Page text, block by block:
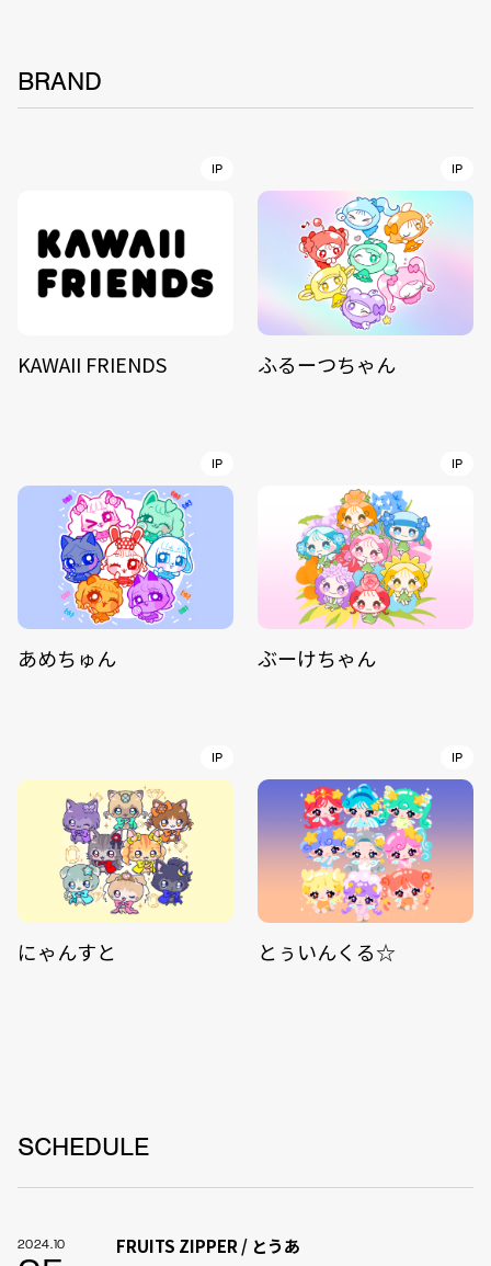
BRAND
IP
KAWAII FRIENDS
IP
ふるーつちゃん
IP
あめちゅん
IP
ぶーけちゃん
IP
にゃんすと
IP
とぅいんくる☆
SCHEDULE
2024.10
FRUITS ZIPPER / とうあ